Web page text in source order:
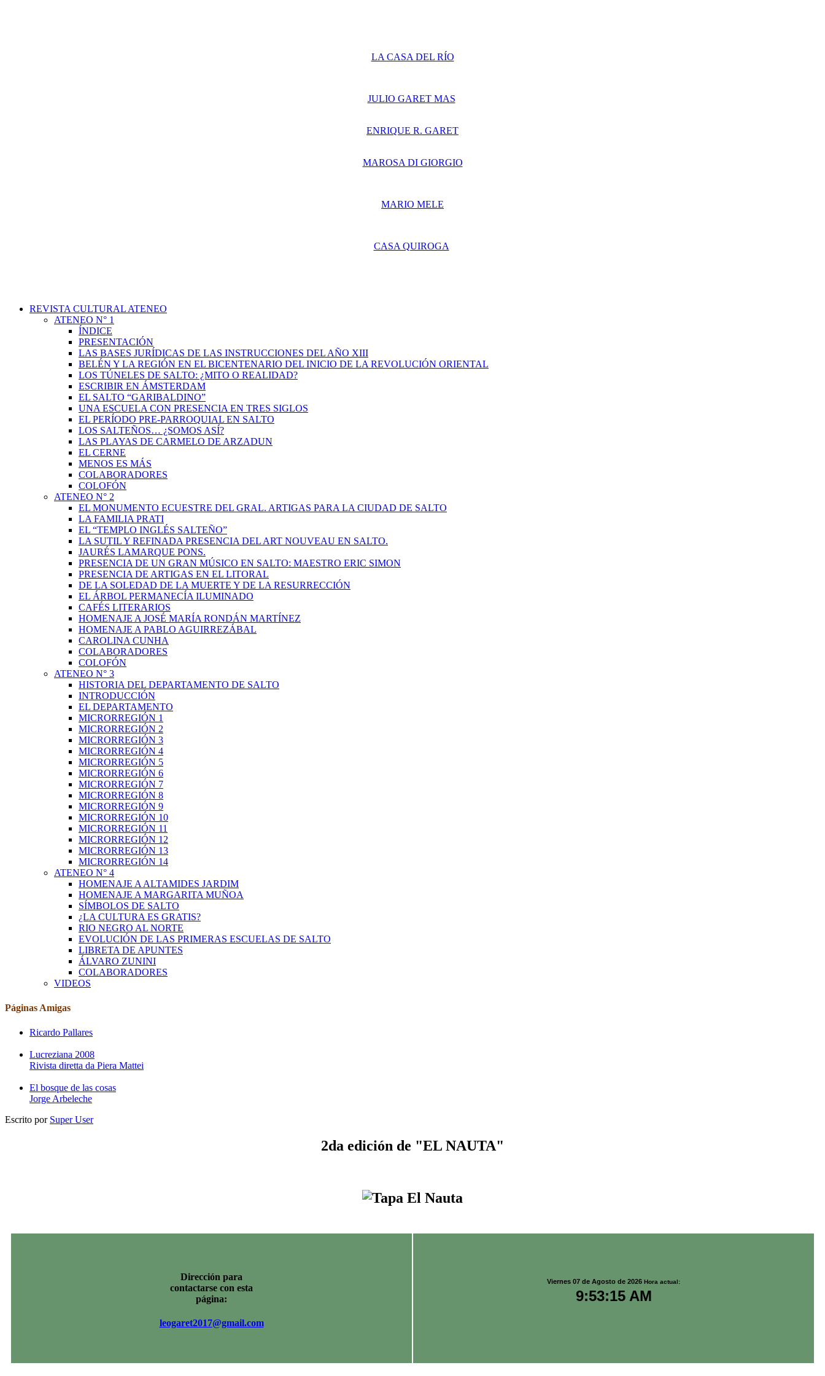
LA CASA DEL RÍO
JULIO GARET MAS
ENRIQUE R. GARET
MAROSA DI GIORGIO
MARIO MELE
CASA QUIROGA
REVISTA CULTURAL ATENEO
ATENEO N° 1
ÍNDICE
PRESENTACIÓN
LAS BASES JURÍDICAS DE LAS INSTRUCCIONES DEL AÑO XIII
BELÉN Y LA REGIÓN EN EL BICENTENARIO DEL INICIO DE LA REVOLUCIÓN ORIENTAL
LOS TÚNELES DE SALTO: ¿MITO O REALIDAD?
ESCRIBIR EN ÁMSTERDAM
EL SALTO “GARIBALDINO”
UNA ESCUELA CON PRESENCIA EN TRES SIGLOS
EL PERÍODO PRE-PARROQUIAL EN SALTO
LOS SALTEÑOS… ¿SOMOS ASÍ?
LAS PLAYAS DE CARMELO DE ARZADUN
EL CERNE
MENOS ES MÁS
COLABORADORES
COLOFÓN
ATENEO N° 2
EL MONUMENTO ECUESTRE DEL GRAL. ARTIGAS PARA LA CIUDAD DE SALTO
LA FAMILIA PRATI
EL “TEMPLO INGLÉS SALTEÑO”
LA SUTIL Y REFINADA PRESENCIA DEL ART NOUVEAU EN SALTO.
JAURÉS LAMARQUE PONS.
PRESENCIA DE UN GRAN MÚSICO EN SALTO: MAESTRO ERIC SIMON
PRESENCIA DE ARTIGAS EN EL LITORAL
DE LA SOLEDAD DE LA MUERTE Y DE LA RESURRECCIÓN
EL ÁRBOL PERMANECÍA ILUMINADO
CAFÉS LITERARIOS
HOMENAJE A JOSÉ MARÍA RONDÁN MARTÍNEZ
HOMENAJE A PABLO AGUIRREZÁBAL
CAROLINA CUNHA
COLABORADORES
COLOFÓN
ATENEO N° 3
HISTORIA DEL DEPARTAMENTO DE SALTO
INTRODUCCIÓN
EL DEPARTAMENTO
MICRORREGIÓN 1
MICRORREGIÓN 2
MICRORREGIÓN 3
MICRORREGIÓN 4
MICRORREGIÓN 5
MICRORREGIÓN 6
MICRORREGIÓN 7
MICRORREGIÓN 8
MICRORREGIÓN 9
MICRORREGIÓN 10
MICRORREGIÓN 11
MICRORREGIÓN 12
MICRORREGIÓN 13
MICRORREGIÓN 14
ATENEO N° 4
HOMENAJE A ALTAMIDES JARDIM
HOMENAJE A MARGARITA MUÑOA
SÍMBOLOS DE SALTO
¿LA CULTURA ES GRATIS?
RIO NEGRO AL NORTE
EVOLUCIÓN DE LAS PRIMERAS ESCUELAS DE SALTO
LIBRETA DE APUNTES
ÁLVARO ZUNINI
COLABORADORES
VIDEOS
Páginas Amigas
Ricardo Pallares
Lucreziana 2008
Rivista diretta da Piera Mattei
El bosque de las cosas
Jorge Arbeleche
Escrito por Super User
2da edición de "EL NAUTA"
Dirección para
contactarse con esta
página:
leogaret2017@gmail.com
Viernes 07 de Agosto de 2026 Hora actual:
9:53:15 AM